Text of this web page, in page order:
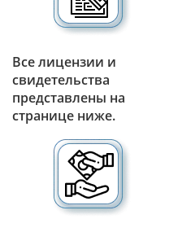
Все лицензии и
свидетельства
представлены на
странице ниже.